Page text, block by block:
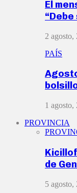
El
2 agosto,
PAÍS
1 agosto,
PROVINCIA
de
5 agosto,